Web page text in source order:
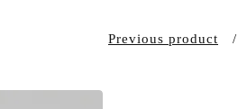
Previous product